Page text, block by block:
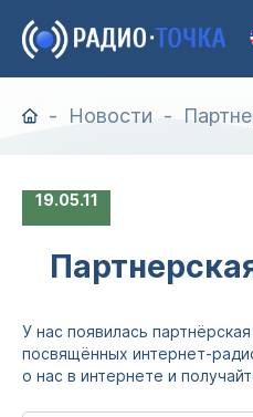
Новости
19 05.11
У нас появилась
посвящённых интернет-
о нас в интернете и